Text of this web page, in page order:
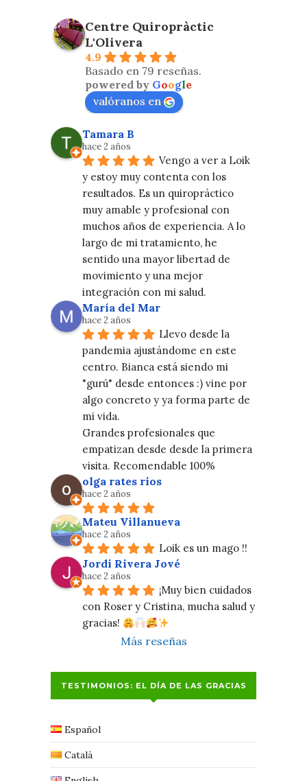
Centre Quiropràctic
L'Olivera
4.9
Basado en 79 reseñas.
powered by Google
valóranos en
Tamara B
hace 2 años
Vengo a ver a Loik
y estoy muy contenta con los
resultados. Es un quiropráctico
muy amable y profesional con
muchos años de experiencia. A lo
largo de mi tratamiento, he
sentido una mayor libertad de
movimiento y una mejor
integración con mi salud.
María del Mar
hace 2 años
Llevo desde la
pandemia ajustándome en este
centro. Bianca está siendo mi
"gurú" desde entonces :) vine por
algo concreto y ya forma parte de
mi vida.
Grandes profesionales que
empatizan desde desde la primera
visita. Recomendable 100%
olga rates rios
hace 2 años
Mateu Villanueva
hace 2 años
Loik es un mago !!
Jordi Rivera Jové
hace 2 años
¡Muy bien cuidados
con Roser y Cristina, mucha salud y
gracias!
Más reseñas
TESTIMONIOS: EL DÍA DE LAS GRACIAS
Español
Català